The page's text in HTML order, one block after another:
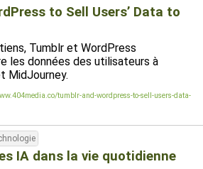
to Sell Users’ Data to
Tumblr et WordPress
les données des utilisateurs à
MidJourney.
tumblr-and-wordpress-to-sell-users-data-
IA dans la vie quotidienne